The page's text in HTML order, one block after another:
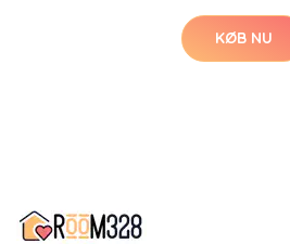
KØB NU